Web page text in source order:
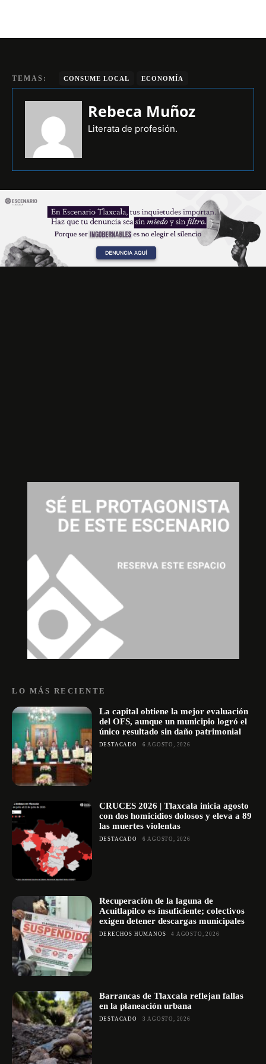
TEMAS: CONSUME LOCAL ECONOMÍA
Rebeca Muñoz
Literata de profesión.
LO MÁS RECIENTE
La capital obtiene la mejor evaluación
del OFS, aunque un municipio logró el
único resultado sin daño patrimonial
DESTACADO 6 AGOSTO, 2026
CRUCES 2026 | Tlaxcala inicia agosto
con dos homicidios dolosos y eleva a 89
las muertes violentas
DESTACADO 6 AGOSTO, 2026
Recuperación de la laguna de
Acuitlapilco es insuficiente; colectivos
exigen detener descargas municipales
DERECHOS HUMANOS 4 AGOSTO, 2026
Barrancas de Tlaxcala reflejan fallas
en la planeación urbana
DESTACADO 3 AGOSTO, 2026